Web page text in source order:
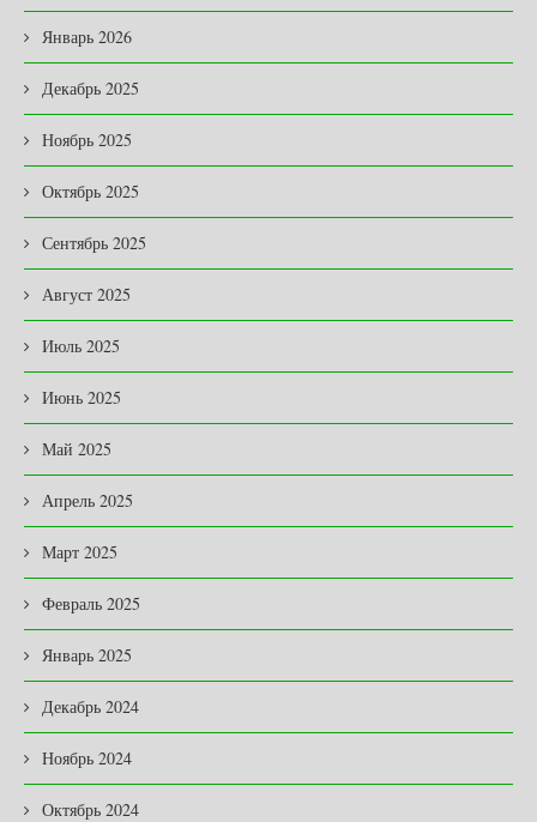
Январь 2026
Декабрь 2025
Ноябрь 2025
Октябрь 2025
Сентябрь 2025
Август 2025
Июль 2025
Июнь 2025
Май 2025
Апрель 2025
Март 2025
Февраль 2025
Январь 2025
Декабрь 2024
Ноябрь 2024
Октябрь 2024